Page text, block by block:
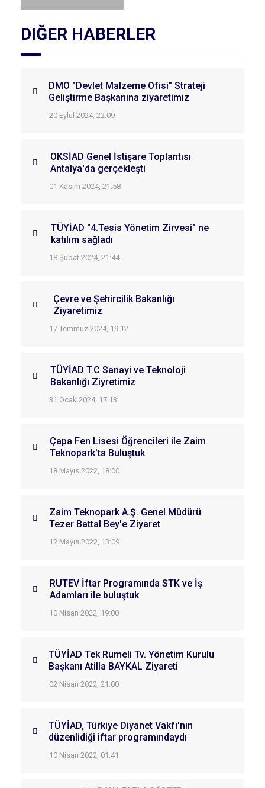
DIĞER HABERLER
DMO "Devlet Malzeme Ofisi" Strateji
Geliştirme Başkanına ziyaretimiz
20 Eylül 2024, 22:09
OKSİAD Genel İstişare Toplantısı
Antalya'da gerçekleşti
01 Kasım 2024, 21:58
TÜYİAD "4.Tesis Yönetim Zirvesi" ne
katılım sağladı
18 Şubat 2024, 21:44
Çevre ve Şehircilik Bakanlığı
Ziyaretimiz
17 Temmuz 2024, 19:12
TÜYİAD T.C Sanayi ve Teknoloji
Bakanlığı Ziyretimiz
31 Ocak 2024, 17:13
Çapa Fen Lisesi Öğrencileri ile Zaim
Teknopark'ta Buluştuk
18 Mayıs 2022, 18:00
Zaim Teknopark A.Ş. Genel Müdürü
Tezer Battal Bey'e Ziyaret
12 Mayıs 2022, 13:09
RUTEV İftar Programında STK ve İş
Adamları ile buluştuk
10 Nisan 2022, 19:00
TÜYİAD Tek Rumeli Tv. Yönetim Kurulu
Başkanı Atilla BAYKAL Ziyareti
02 Nisan 2022, 21:00
TÜYİAD, Türkiye Diyanet Vakfı'nın
düzenlidiği iftar programındaydı
10 Nisan 2022, 01:41